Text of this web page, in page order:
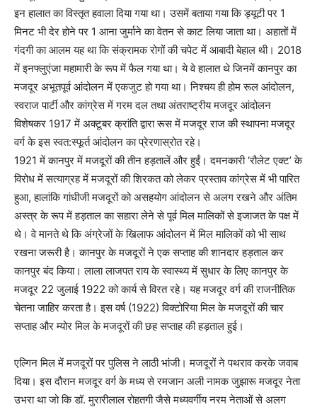
इन हालात का विस्तृत हवाला दिया गया था। उसमें बताया गया कि ड्यूटी पर 1
मिनट भी देर होने पर 1 आना जुर्माने का वेतन से काट लिया जाता था। अहातों में
गंदगी का आलम यह था कि संक्रामक रोगों की चपेट में आबादी बेहाल थी। 2018
में इनफ्लुएंजा महामारी के रूप में फैल गया था। ये वे हालात थे जिनमें कानपुर का
मजदूर अभूतपूर्व आंदोलन में एकजुट हो गया था। निश्चय ही होम रूल आंदोलन,
स्वराज पार्टी और कांग्रेस में गरम दल तथा अंतराष्ट्रीय मजदूर आंदोलन
विशेषकर 1917 में अक्टूबर क्रांति द्वारा रूस में मजदूर राज की स्थापना मजदूर
वर्ग के इस स्वत:स्फूर्त आंदोलन का प्रेरणास्रोत रहे।
1921 में कानपुर में मजदूरों की तीन हड़तालें और हुईं। दमनकारी ‘रौलेट एक्ट’ के
विरोध में सत्याग्रह में मजदूरों की शिरकत को लेकर प्रस्ताव कांग्रेस में भी पारित
हुआ, हालांकि गांधीजी मजदूरों को असहयोग आंदोलन से अलग रखने और अंतिम
अस्त्र के रूप में हड़ताल का सहारा लेने से पूर्व मिल मालिकों से इजाजत के पक्ष में
थे। वे मानते थे कि अंग्रेजों के खिलाफ आंदोलन में मिल मालिकों को भी साथ
रखना जरूरी है। कानपुर के मजदूरों ने एक सप्ताह की शानदार हड़ताल कर
कानपुर बंद किया। लाला लाजपत राय के स्वास्थ्य में सुधार के लिए कानपुर के
मजदूर 22 जुलाई 1922 को कार्य से विरत रहे। यह मजदूर वर्ग की राजनीतिक
चेतना जाहिर करता है। इस वर्ष (1922) विक्टोरिया मिल के मजदूरों की चार
सप्ताह और म्योर मिल के मजदूरों की छह सप्ताह की हड़ताल हुई।
एल्गिन मिल में मजदूरों पर पुलिस ने लाठी भांजी। मजदूरों ने पथराव करके जवाब
दिया। इस दौरान मजदूर वर्ग के मध्य से रमजान अली नामक जुझारू मजदूर नेता
उभरा था जो कि डॉ. मुरारीलाल रोहतगी जैसे मध्यवर्गीय नरम नेताओं से अलग